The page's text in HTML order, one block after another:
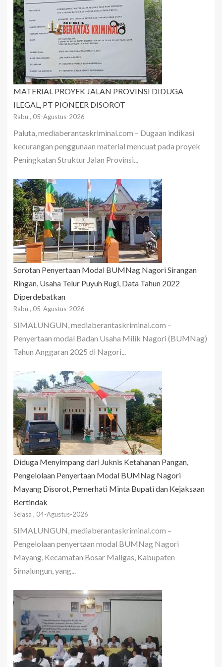
MATERIAL PROYEK JALAN PROVINSI DIDUGA
ILEGAL, PT PIONEER DISOROT
Rabu , 05-Agustus-2026
Paluta, mediaberantaskriminal.com – Dugaan indikasi
kecurangan penggunaan material mencuat pada proyek
Peningkatan Struktur Jalan Provinsi...
Sorotan Penyertaan Modal BUMNag Nagori Sirangan
Ringan, Usaha Telur Puyuh Rugi, Data Tahun 2022
Diperdebatkan
Rabu , 05-Agustus-2026
SIMALUNGUN, mediaberantaskriminal.com –
Penyertaan modal Badan Usaha Milik Nagori (BUMNag)
Tahun Anggaran 2025 di Nagori...
Diduga Menyimpang dari Juknis Ketahanan Pangan,
Pengelolaan Penyertaan Modal BUMNag Nagori
Mayang Disorot, Pemerhati Minta Bupati dan Kejaksaan
Bertindak
Selasa , 04-Agustus-2026
SIMALUNGUN, mediaberantaskriminal.com –
Pengelolaan penyertaan modal BUMNag Nagori
Mayang, Kecamatan Bosar Maligas, Kabupaten
Simalungun, yang...